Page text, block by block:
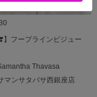
❣️】フープラインビジュー
Thavasa
マンサタバサ西銀座店